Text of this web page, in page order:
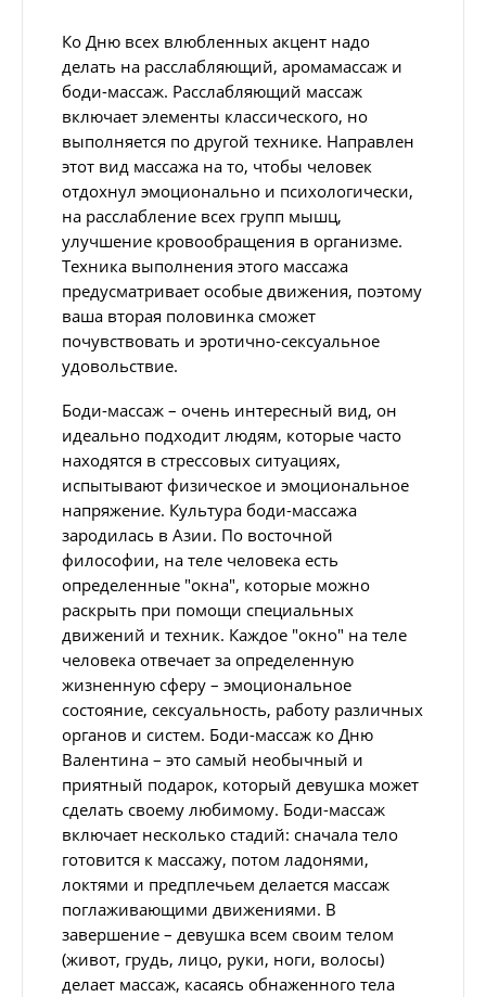
Ко Дню всех влюбленных акцент надо
делать на расслабляющий, аромамассаж и
боди-массаж. Расслабляющий массаж
включает элементы классического, но
выполняется по другой технике. Направлен
этот вид массажа на то, чтобы человек
отдохнул эмоционально и психологически,
на расслабление всех групп мышц,
улучшение кровообращения в организме.
Техника выполнения этого массажа
предусматривает особые движения, поэтому
ваша вторая половинка сможет
почувствовать и эротично-сексуальное
удовольствие.
Боди-массаж – очень интересный вид, он
идеально подходит людям, которые часто
находятся в стрессовых ситуациях,
испытывают физическое и эмоциональное
напряжение. Культура боди-массажа
зародилась в Азии. По восточной
философии, на теле человека есть
определенные "окна", которые можно
раскрыть при помощи специальных
движений и техник. Каждое "окно" на теле
человека отвечает за определенную
жизненную сферу – эмоциональное
состояние, сексуальность, работу различных
органов и систем. Боди-массаж ко Дню
Валентина – это самый необычный и
приятный подарок, который девушка может
сделать своему любимому. Боди-массаж
включает несколько стадий: сначала тело
готовится к массажу, потом ладонями,
локтями и предплечьем делается массаж
поглаживающими движениями. В
завершение – девушка всем своим телом
(живот, грудь, лицо, руки, ноги, волосы)
делает массаж, касаясь обнаженного тела